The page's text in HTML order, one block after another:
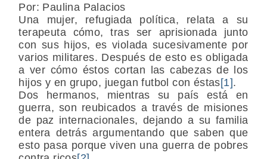
Por: Paulina Palacios
Una mujer, refugiada política, relata a su
terapeuta cómo, tras ser aprisionada junto
con sus hijos, es violada sucesivamente por
varios militares. Después de esto es obligada
a ver cómo éstos cortan las cabezas de los
hijos y en grupo, juegan futbol con éstas[1].
Dos hermanos, mientras su país está en
guerra, son reubicados a través de misiones
de paz internacionales, dejando a su familia
entera detrás argumentando que saben que
esto pasa porque viven una guerra de pobres